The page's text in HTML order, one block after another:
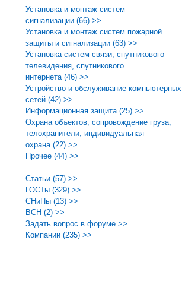
Установка и монтаж систем
сигнализации (66) >>
Установка и монтаж систем пожарной
защиты и сигнализации (63) >>
Установка систем связи, спутникового
телевидения, спутникового
интернета (46) >>
Устройство и обслуживание компьютерных
сетей (42) >>
Информационная защита (25) >>
Охрана объектов, сопровождение груза,
телохранители, индивидуальная
охрана (22) >>
Прочее (44) >>
Статьи (57) >>
ГОСТы (329) >>
СНиПы (13) >>
ВСН (2) >>
Задать вопрос в форуме >>
Компании (235) >>